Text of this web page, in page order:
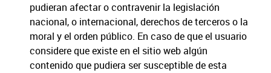
pudieran afectar o contravenir la legislación
nacional, o internacional, derechos de terceros o la
moral y el orden público. En caso de que el usuario
considere que existe en el sitio web algún
contenido que pudiera ser susceptible de esta